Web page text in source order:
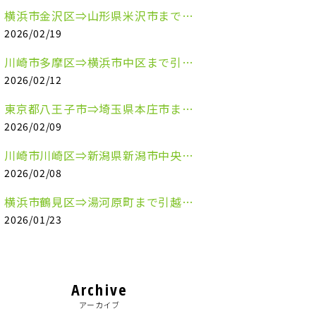
横浜市金沢区⇒山形県米沢市まで引越しのお手伝いをさせていただきました
2026/02/19
川崎市多摩区⇒横浜市中区まで引越しのお手伝いをさせていただきました
2026/02/12
東京都八王子市⇒埼玉県本庄市まで清涼飲料水を配送させていただきました
2026/02/09
川崎市川崎区⇒新潟県新潟市中央区まで事務机&事務用品を配送させていただきました
2026/02/08
横浜市鶴見区⇒湯河原町まで引越しのお手伝いをさせていただきました
2026/01/23
Archive
アーカイブ